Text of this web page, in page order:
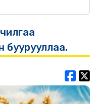
буурууллаа.